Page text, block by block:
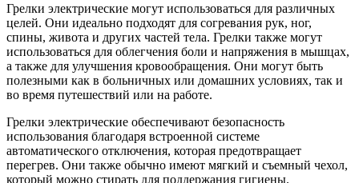
Грелки электрические могут использоваться для различных
целей. Они идеально подходят для согревания рук, ног,
спины, живота и других частей тела. Грелки также могут
использоваться для облегчения боли и напряжения в мышцах,
а также для улучшения кровообращения. Они могут быть
полезными как в больничных или домашних условиях, так и
во время путешествий или на работе.
Грелки электрические обеспечивают безопасность
использования благодаря встроенной системе
автоматического отключения, которая предотвращает
перегрев. Они также обычно имеют мягкий и съемный чехол,
который можно стирать для поддержания гигиены.